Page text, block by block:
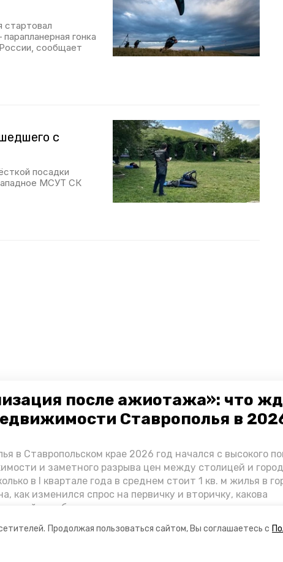
Продолжая пользоваться сайтом, Вы соглашаетесь с
после ажиотажа»: что
Ставрополья в
в Ставропольском крае 2026 год начался с высокого
и заметного разрыва цен между столицей и
в I квартале года в среднем стоит 1 кв. м жилья в
как изменился спрос на первичку и вторичку, какова
стройки собственного жилья в этом году и какие
стартовал
гонка
сообщает
с
посадки
МСУТ СК